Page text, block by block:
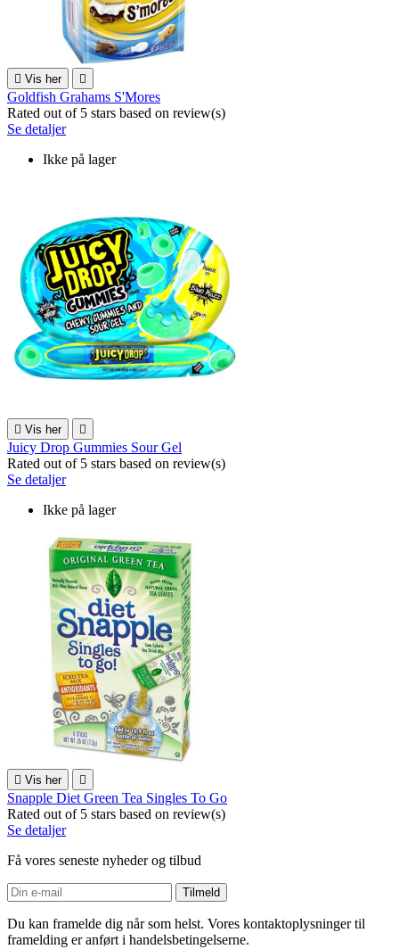
 Vis her 
Goldfish Grahams S'Mores
Rated out of 5 stars based on review(s)
Se detaljer
Ikke på lager
 Vis her 
Juicy Drop Gummies Sour Gel
Rated out of 5 stars based on review(s)
Se detaljer
Ikke på lager
 Vis her 
Snapple Diet Green Tea Singles To Go
Rated out of 5 stars based on review(s)
Se detaljer
Få vores seneste nyheder og tilbud
Du kan framelde dig når som helst. Vores kontaktoplysninger til
framelding er anført i handelsbetingelserne.